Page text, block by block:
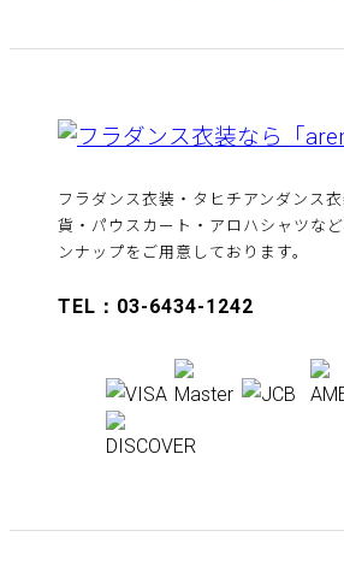
フラダンス衣装・タヒチアンダンス
貨・パウスカート・アロハシャツな
ンナップをご用意しております。
TEL：03-6434-1242